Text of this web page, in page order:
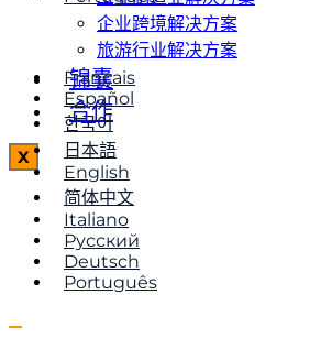
企业跨境解决方案
旅游行业解决方案
锦囊
合作
X
Français
Español
한국어
日本語
English
简体中文
Italiano
Русский
Deutsch
Português